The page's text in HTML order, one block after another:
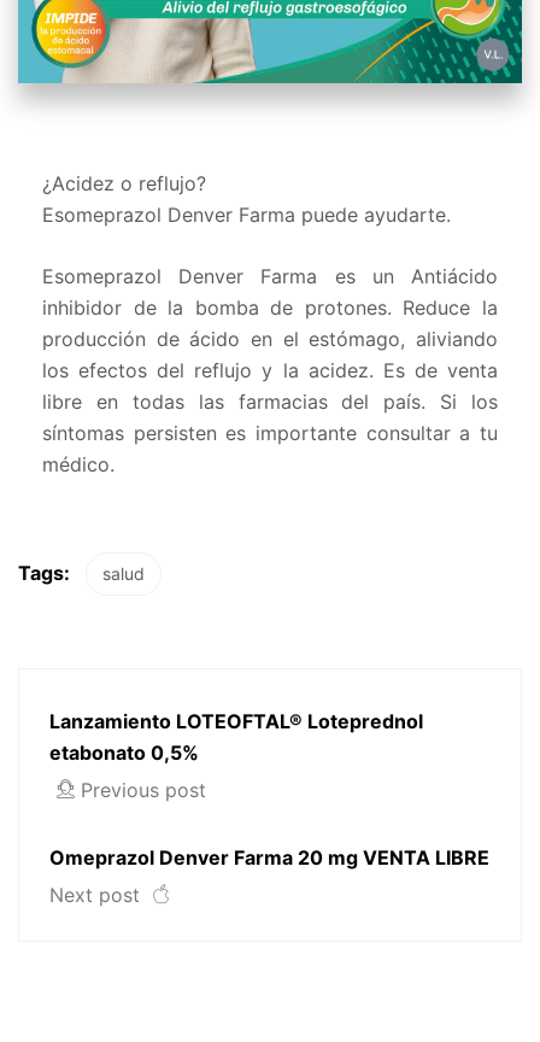
¿Acidez o reflujo?
Esomeprazol Denver Farma puede ayudarte.
Esomeprazol Denver Farma es un Antiácido
inhibidor de la bomba de protones. Reduce la
producción de ácido en el estómago, aliviando
los efectos del reflujo y la acidez. Es de venta
libre en todas las farmacias del país. Si los
síntomas persisten es importante consultar a tu
médico.
Tags: salud
Lanzamiento LOTEOFTAL® Loteprednol
etabonato 0,5%
Previous post
Omeprazol Denver Farma 20 mg VENTA LIBRE
Next post